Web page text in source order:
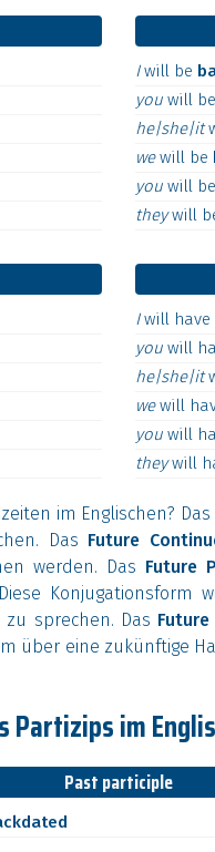
Iwill be
you will be
he|she|it
wewill be
you will be
theywill
Iwill have
you will
he|she|it
wewill
you will
theywill
im Englischen? Das
Das Future
werden. Das Future
Konjugationsform
sprechen. Das
über eine zukünftige
Partizips im
Past participle